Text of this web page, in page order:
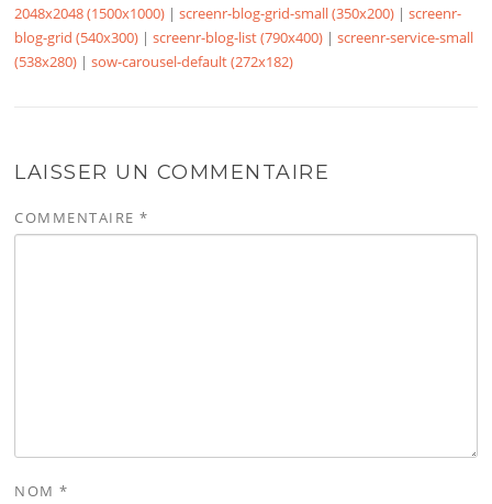
2048x2048 (1500x1000) |screenr-blog-grid-small (350x200) |screenr-
blog-grid (540x300) |screenr-blog-list (790x400) |screenr-service-small
(538x280) |sow-carousel-default (272x182)
LAISSER UN COMMENTAIRE
COMMENTAIRE*
NOM*